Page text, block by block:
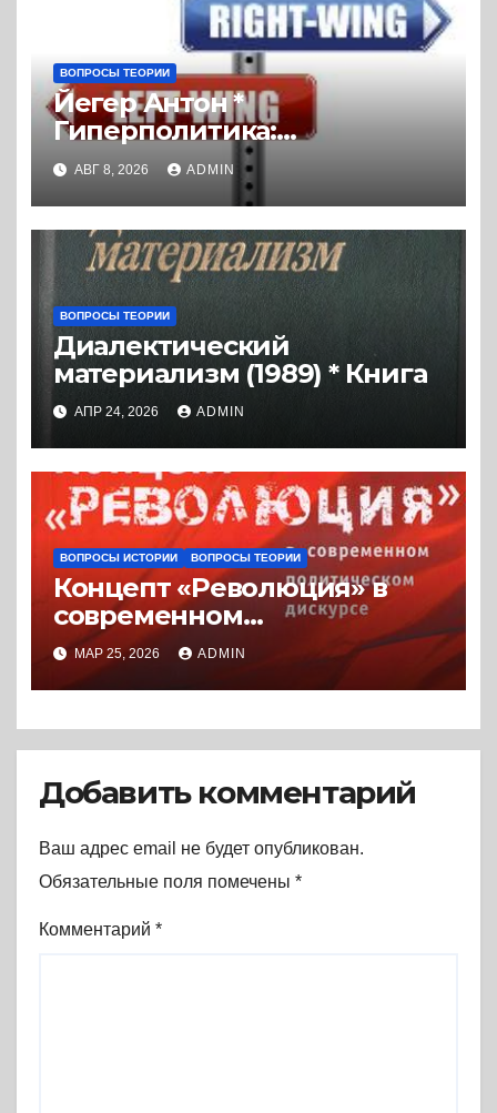
ВОПРОСЫ ТЕОРИИ
Йегер Антон *
Гиперполитика:
Экстремальная
политизация без
политических последствий
(2026) * Реферат книги
АВГ 8, 2026 ADMIN
ВОПРОСЫ ТЕОРИИ
Диалектический
материализм (1989) * Книга
АПР 24, 2026 ADMIN
ВОПРОСЫ ИСТОРИИ ВОПРОСЫ ТЕОРИИ
Концепт «Революция» в
современном
политическом дискурсе
(2008) * Книга
МАР 25, 2026 ADMIN
Добавить комментарий
Ваш адрес email не будет опубликован.
Обязательные поля помечены *
Комментарий *